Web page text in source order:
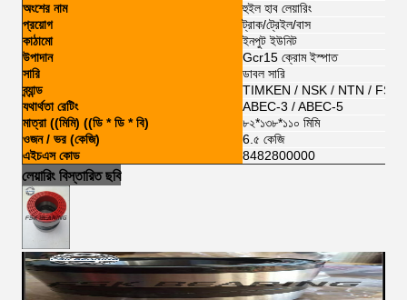
অংশের নাম
হুইল হাব লেয়ারিং
প্রয়োগ
ট্রাক/ট্রেইল/বাস
কাঠামো
ইনপুট ইউনিট
উপাদান
Gcr15 ক্রোম ইস্পাত
সারি
ডাবল সারি
ব্র্যান্ড
TIMKEN / NSK / NTN /
যথার্থতা রেটিং
ABEC-3 / ABEC-5
মাত্রা ((মিমি) ((ডি * ডি * বি)
৮২*১৩৮*১১০ মিমি
ওজন / ভর (কেজি)
6.৫ কেজি
এইচএস কোড
8482800000
লেয়ারিং বিস্তারিত ছবি